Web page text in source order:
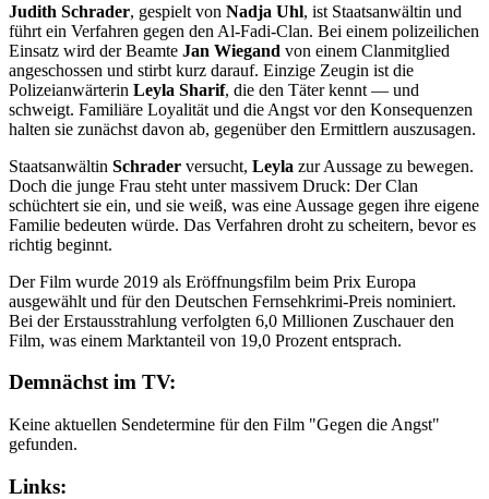
Judith Schrader, gespielt von Nadja Uhl, ist Staatsanwältin und
führt ein Verfahren gegen den Al-Fadi-Clan. Bei einem polizeilichen
Einsatz wird der Beamte Jan Wiegand von einem Clanmitglied
angeschossen und stirbt kurz darauf. Einzige Zeugin ist die
Polizeianwärterin Leyla Sharif, die den Täter kennt — und
schweigt. Familiäre Loyalität und die Angst vor den Konsequenzen
halten sie zunächst davon ab, gegenüber den Ermittlern auszusagen.
Staatsanwältin Schrader versucht, Leyla zur Aussage zu bewegen.
Doch die junge Frau steht unter massivem Druck: Der Clan
schüchtert sie ein, und sie weiß, was eine Aussage gegen ihre eigene
Familie bedeuten würde. Das Verfahren droht zu scheitern, bevor es
richtig beginnt.
Der Film wurde 2019 als Eröffnungsfilm beim Prix Europa
ausgewählt und für den Deutschen Fernsehkrimi-Preis nominiert.
Bei der Erstausstrahlung verfolgten 6,0 Millionen Zuschauer den
Film, was einem Marktanteil von 19,0 Prozent entsprach.
Demnächst im TV:
Keine aktuellen Sendetermine für den Film "Gegen die Angst"
gefunden.
Links: